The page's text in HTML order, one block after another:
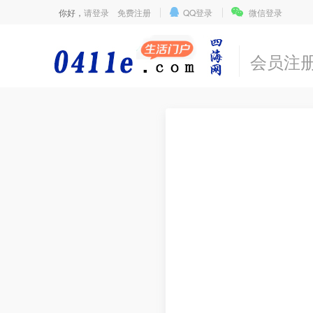
你好， 请登录 免费注册 QQ登录 微信登录
会员注